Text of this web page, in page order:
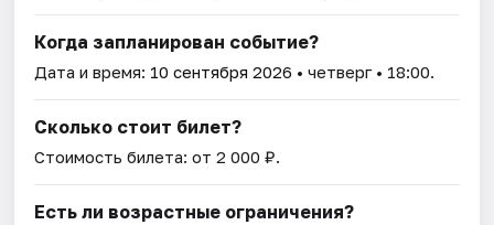
Когда запланирован событие?
Дата и время: 10 сентября 2026 • четверг • 18:00.
Сколько стоит билет?
Стоимость билета: от 2 000 ₽.
Есть ли возрастные ограничения?